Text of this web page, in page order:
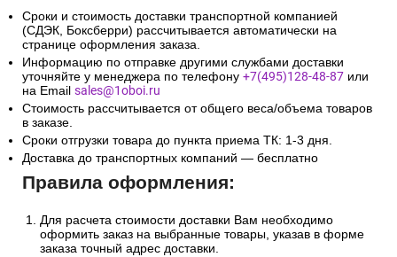
Сроки и стоимость доставки транспортной компанией
(СДЭК, Боксберри) рассчитывается автоматически на
странице оформления заказа.
Информацию по отправке другими службами доставки
уточняйте у менеджера по телефону +7(495)128-48-87 или
на Email sales@1oboi.ru
Стоимость рассчитывается от общего веса/объема товаров
в заказе.
Сроки отгрузки товара до пункта приема ТК: 1-3 дня.
Доставка до транспортных компаний — бесплатно
Правила оформления:
Для расчета стоимости доставки Вам необходимо
оформить заказ на выбранные товары, указав в форме
заказа точный адрес доставки.